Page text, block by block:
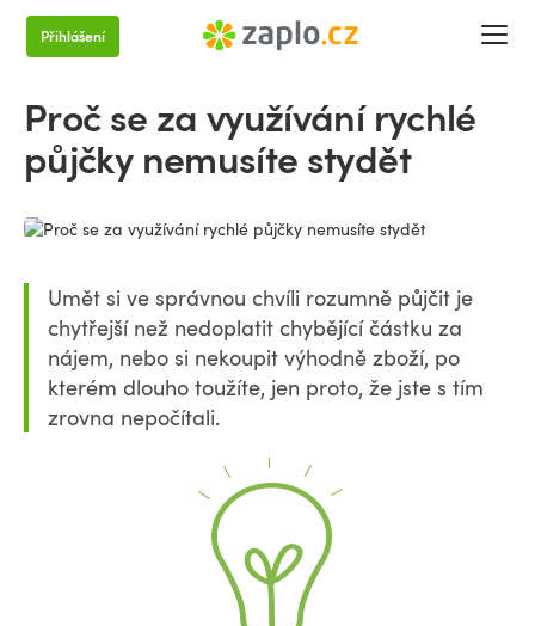
Přihlášení
Proč se za využívání rychlé
půjčky nemusíte stydět
Umět si ve správnou chvíli rozumně půjčit je
chytřejší než nedoplatit chybějící částku za
nájem, nebo si nekoupit výhodně zboží, po
kterém dlouho toužíte, jen proto, že jste s tím
zrovna nepočítali.